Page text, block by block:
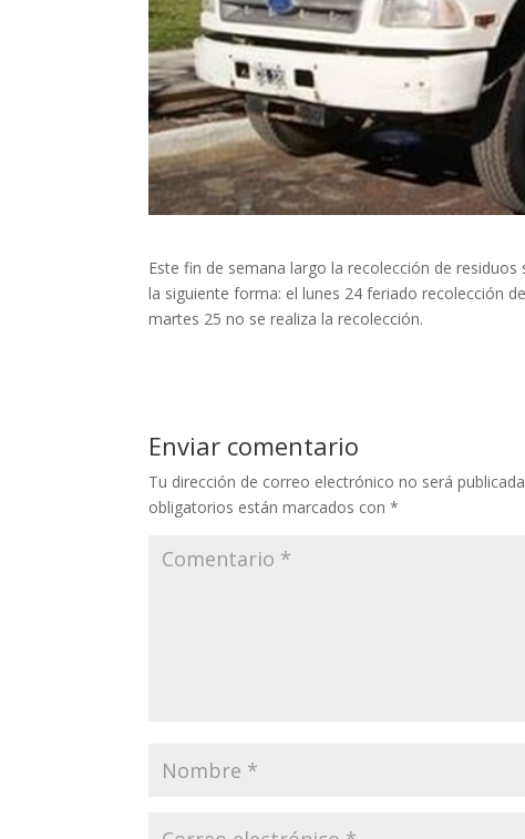
Este fin de semana largo la recolección de residuos
la siguiente forma: el lunes 24 feriado recolección
martes 25 no se realiza la recolección.
Enviar comentario
Tu dirección de correo electrónico no será
obligatorios están marcados con*